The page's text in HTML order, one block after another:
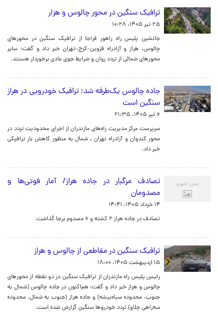
ترافیک سنگین در محور چالوس و هزار
۲۵ تیر ۱۴۰۵، ۱۰:۲۸
جانشین پلیس راه راهور فراجا از ترافیک سنگین در محورهای
چالوس، هراز و آزادراه قزوین–کرج–تهران خبر داد و گفت: سایر
محورهای شمالی از تردد روان و شرایط جوی عادی برخوردار هستند.
جاده چالوس یک‌طرفه شد؛ ترافیک خودرویی در هراز
سنگین است
۶ تیر ۱۴۰۵، ۲۱:۳۵
سرپرست مرکز مدیریت راه‌های مازندران از اجرای محدودیت تردد در
محور کندوان و آزادراه تهران ـ شمال به منظور کاهش بار ترافیکی
خبر داد.
تصادف مرگبار در جاده هراز/ آمار فوتی‌ها و
مصدومان
۱۴ خرداد ۱۴۰۵، ۱۴:۴۱
تصادف در جاده هراز ۲ کشته و ۶ مصدوم برجا گذاشت.
ترافیک سنگین در مقاطعی از چالوس و هراز
۱۵ اردیبهشت ۱۴۰۵، ۱۸:۰۰
رئیس پلیس راه مازندران از ترافیک سنگین در دو نقطه از محورهای
چالوس و هراز خبر داد و گفت: هم‌اکنون در جاده چالوس (شمال به
جنوب، محدوده سیاه‌بیشه) و جاده هراز (جنوب به شمال، محدوده
سه‌راهی چلاو) تردد خودروها سنگین گزارش شده است.